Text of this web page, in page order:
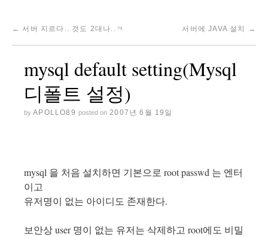
← 서버 지르다.. 것도 2대나..ㅋ 서버에 JAVA 설치 →
mysql default setting(Mysql
디폴트 설정)
by APOLLO89 posted on 2007년 6월 19일
mysql 을 처음 설치하면 기본으로 root passwd 는 엔터
이고
유저명이 없는 아이디도 존재한다.
보안상 user 명이 없는 유저는 삭제하고 root에도 비밀